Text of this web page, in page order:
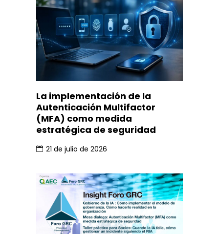
La implementación de la
Autenticación Multifactor
(MFA) como medida
estratégica de seguridad
21 de julio de 2026